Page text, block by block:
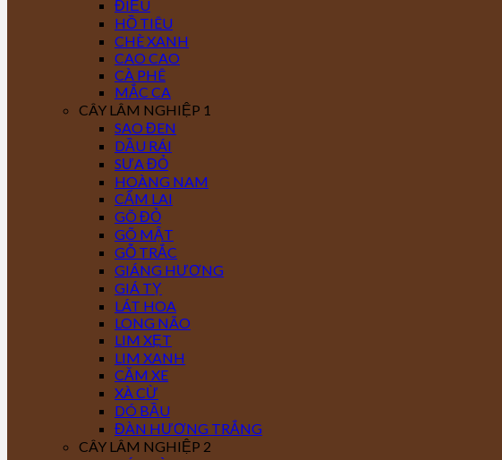
ĐIỀU
HỒ TIÊU
CHÈ XANH
CAO CAO
CÀ PHÊ
MẮC CA
CÂY LÂM NGHIỆP 1
SAO ĐEN
DẦU RÁI
SƯA ĐỎ
HOÀNG NAM
CẨM LAI
GÕ ĐỎ
GÕ MẬT
GỖ TRẮC
GIÁNG HƯƠNG
GIÁ TỴ
LÁT HOA
LONG NÃO
LIM XẸT
LIM XANH
CĂM XE
XÀ CỪ
DÓ BẦU
ĐÀN HƯƠNG TRẮNG
CÂY LÂM NGHIỆP 2